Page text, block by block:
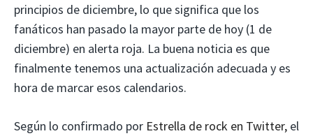
principios de diciembre, lo que significa que los
fanáticos han pasado la mayor parte de hoy (1 de
diciembre) en alerta roja. La buena noticia es que
finalmente tenemos una actualización adecuada y es
hora de marcar esos calendarios.
Según lo confirmado por Estrella de rock en Twitter, el